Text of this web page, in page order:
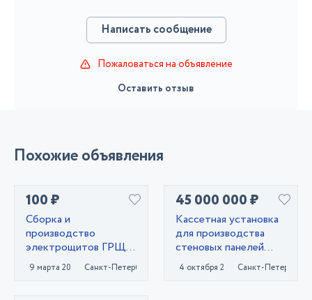
Написать сообщение
Пожаловаться на объявление
Оставить отзыв
Похожие объявления
100 ₽
Сборка и
производство
электрощитов ГРЩ,
АВР, ВРУ, ЩО,ЩЭ,
ЩУ...
9 марта 2023 Санкт-Петербург
45 000 000 ₽
Кассетная установка
для производства
стеновых панелей
ЖБИ
4 октября 2024Санкт-Петербург